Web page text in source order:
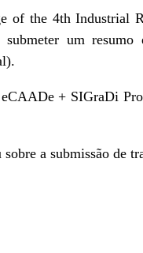
of the 4th Industrial
submeter um
+ SIGraDi
a submissão de